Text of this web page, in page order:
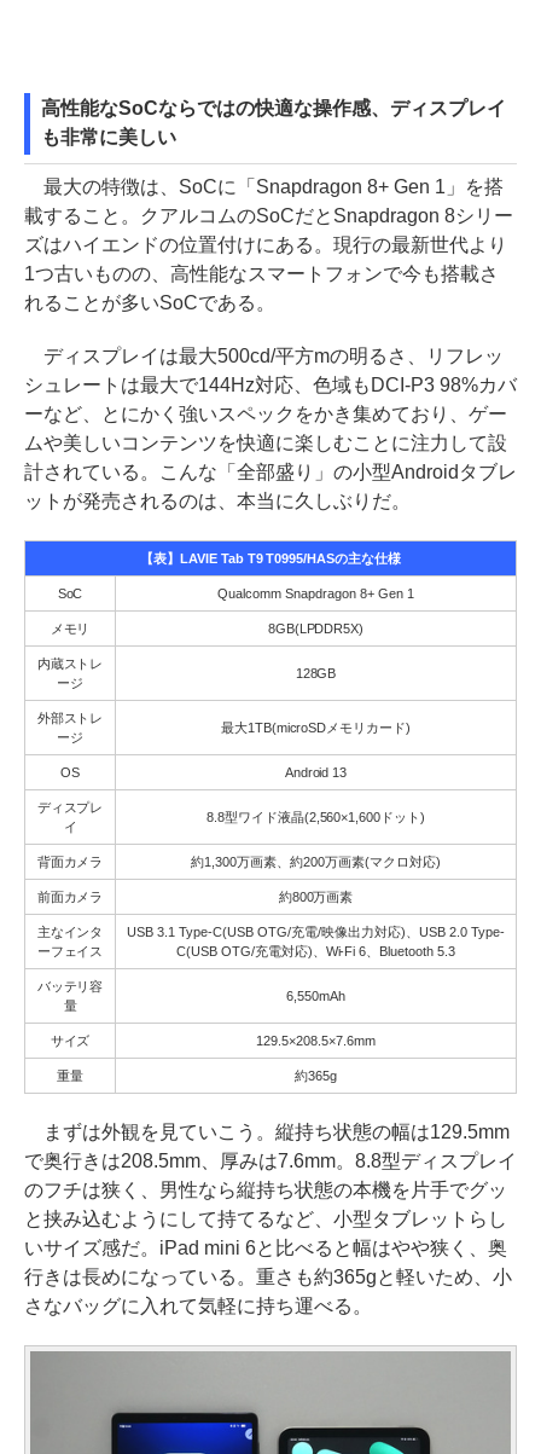
高性能なSoCならではの快適な操作感、ディスプレイ
も非常に美しい
最大の特徴は、SoCに「Snapdragon 8+ Gen 1」を搭
載すること。クアルコムのSoCだとSnapdragon 8シリー
ズはハイエンドの位置付けにある。現行の最新世代より
1つ古いものの、高性能なスマートフォンで今も搭載さ
れることが多いSoCである。
ディスプレイは最大500cd/平方mの明るさ、リフレッ
シュレートは最大で144Hz対応、色域もDCI-P3 98%カバ
ーなど、とにかく強いスペックをかき集めており、ゲー
ムや美しいコンテンツを快適に楽しむことに注力して設
計されている。こんな「全部盛り」の小型Androidタブレ
ットが発売されるのは、本当に久しぶりだ。
【表】LAVIE Tab T9 T0995/HASの主な仕様
SoC Qualcomm Snapdragon 8+ Gen 1
メモリ 8GB(LPDDR5X)
内蔵ストレ
ージ
128GB
外部ストレ
ージ
最大1TB(microSDメモリカード)
OS Android 13
ディスプレ
イ
8.8型ワイド液晶(2,560×1,600ドット)
背面カメラ 約1,300万画素、約200万画素(マクロ対応)
前面カメラ 約800万画素
主なインタ
ーフェイス
USB 3.1 Type-C(USB OTG/充電/映像出力対応)、USB 2.0 Type-
C(USB OTG/充電対応)、Wi-Fi 6、Bluetooth 5.3
バッテリ容
量
6,550mAh
サイズ 129.5×208.5×7.6mm
重量 約365g
まずは外観を見ていこう。縦持ち状態の幅は129.5mm
で奥行きは208.5mm、厚みは7.6mm。8.8型ディスプレイ
のフチは狭く、男性なら縦持ち状態の本機を片手でグッ
と挟み込むようにして持てるなど、小型タブレットらし
いサイズ感だ。iPad mini 6と比べると幅はやや狭く、奥
行きは長めになっている。重さも約365gと軽いため、小
さなバッグに入れて気軽に持ち運べる。